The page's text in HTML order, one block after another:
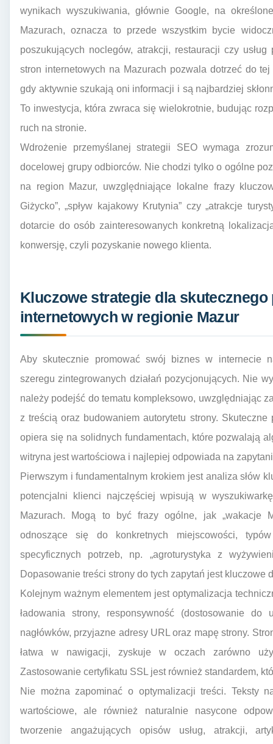
wynikach wyszukiwania, głównie Google, na
Mazurach, oznacza to przede wszystkim bycie
poszukujących noclegów, atrakcji, restauracji czy
stron internetowych na Mazurach pozwala dotrzeć do
gdy aktywnie szukają oni informacji i są najbardziej
To inwestycja, która zwraca się wielokrotnie, budując
ruch na stronie.
Wdrożenie przemyślanej strategii SEO wymaga
docelowej grupy odbiorców. Nie chodzi tylko o ogólne
na region Mazur, uwzględniające lokalne frazy
Giżycko”, „spływ kajakowy Krutynia” czy „atrakcje
dotarcie do osób zainteresowanych konkretną
konwersję, czyli pozyskanie nowego klienta.
Kluczowe strategie dla
internetowych w regionie Mazur
Aby skutecznie promować swój biznes w internecie
szeregu zintegrowanych działań pozycjonujących. Nie
należy podejść do tematu kompleksowo, uwzględniając
z treścią oraz budowaniem autorytetu strony.
opiera się na solidnych fundamentach, które pozwalają
witryna jest wartościowa i najlepiej odpowiada na
Pierwszym i fundamentalnym krokiem jest analiza słów
potencjalni klienci najczęściej wpisują w
Mazurach. Mogą to być frazy ogólne, jak „wakacje
odnoszące się do konkretnych miejscowości,
specyficznych potrzeb, np. „agroturystyka z
Dopasowanie treści strony do tych zapytań jest kluczowe
Kolejnym ważnym elementem jest optymalizacja
ładowania strony, responsywność (dostosowanie do
nagłówków, przyjazne adresy URL oraz mapę strony.
łatwa w nawigacji, zyskuje w oczach zarówno
Zastosowanie certyfikatu SSL jest również standardem,
Nie można zapominać o optymalizacji treści. Teksty
wartościowe, ale również naturalnie nasycone
tworzenie angażujących opisów usług, atrakcji,